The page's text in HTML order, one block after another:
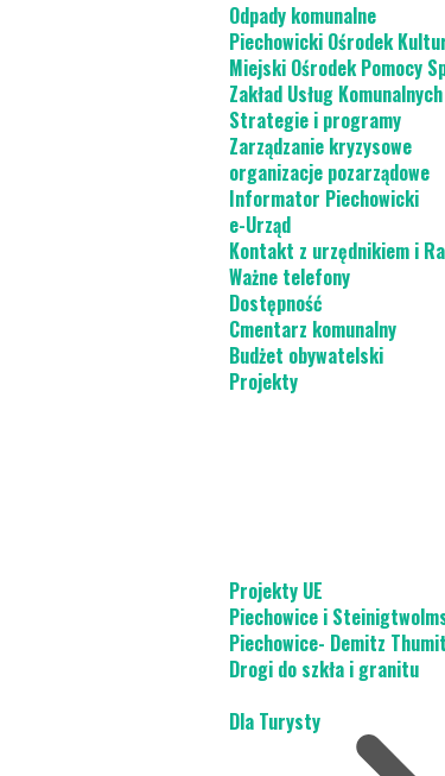
Odpady komunalne
Piechowicki Ośrodek
Miejski Ośrodek Pomocy
Zakład Usług Komunalnych
Strategie i programy
Zarządzanie kryzysowe
organizacje pozarządowe
Informator Piechowicki
e-Urząd
Kontakt z urzędnikiem i
Ważne telefony
Dostępność
Cmentarz komunalny
Budżet obywatelski
Projekty
Projekty UE
Piechowice i
Piechowice- Demitz
Drogi do szkła i granitu
Dla Turysty